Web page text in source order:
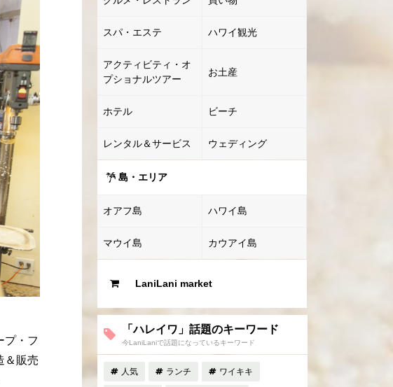
プ・フ
＆販売
スパ・エステ ハワイ観光
アクティビティ・オ
プショナルツアー
お土産
ホテル ビーチ
レンタル＆サービス ウェディング
島・エリア
オアフ島 ハワイ島
マウイ島 カウアイ島
LaniLani market
「ハレイワ」話題のキーワード
今LaniLaniで話題になっているキーワード
人気 ランチ ワイキキ